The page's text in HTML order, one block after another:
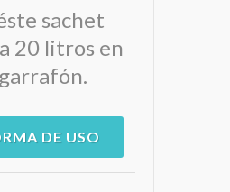
sachet
20 litros en
DE USO